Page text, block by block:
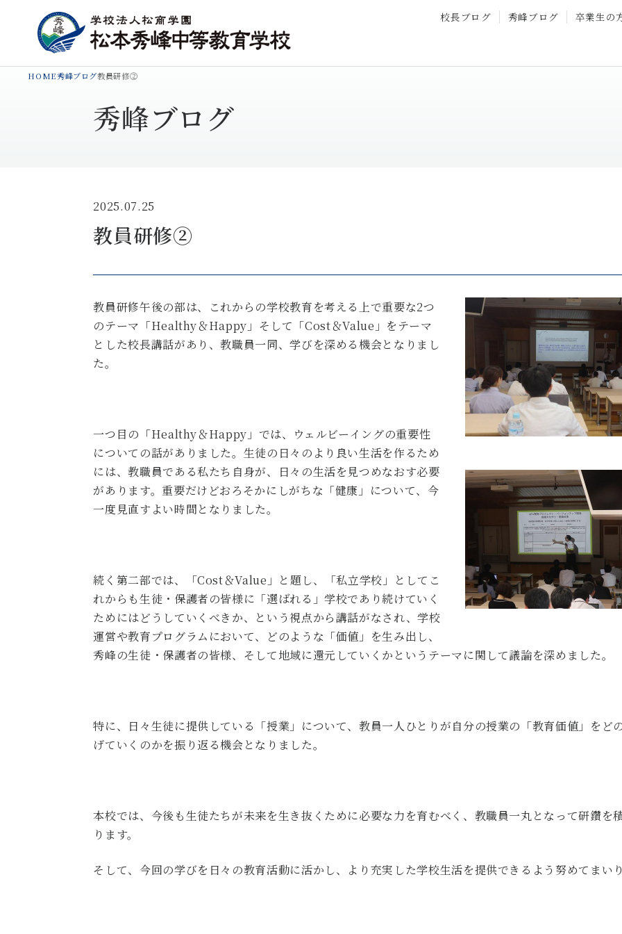
校長ブログ 秀峰ブログ 卒業生の
HOME秀峰ブログ教員研修②
秀峰ブログ
2025.07.25
教員研修②
教員研修午後の部は、これからの学校教育を考える上で重要な2つ
のテーマ「Healthy＆Happy 」そして「Cost＆Value 」をテーマ
とした校長講話があり、教職員一同、学びを深める機会となりまし
た。
一つ目の「Healthy＆Happy 」では、ウェルビーイングの重要性
についての話がありました。生徒の日々のより良い生活を作るため
には、教職員である私たち自身が、日々の生活を見つめなおす必要
があります。重要だけどおろそかにしがちな「健康」について、今
一度見直すよい時間となりました。
続く第二部では、「Cost＆Value 」と題し、「私立学校」としてこ
れからも生徒・保護者の皆様に「選ばれる」学校であり続けていく
ためにはどうしていくべきか、という視点から講話がなされ、学校
運営や教育プログラムにおいて、どのような「価値」を生み出し、
秀峰の生徒・保護者の皆様、そして地域に還元していくかというテーマに関して議論を深めました。
特に、日々生徒に提供している「授業」について、教員一人ひとりが自分の授業の「教育価値」をど
げていくのかを振り返る機会となりました。
本校では、今後も生徒たちが未来を生き抜くために必要な力を育むべく、教職員一丸となって研鑽を
ります。
そして、今回の学びを日々の教育活動に活かし、より充実した学校生活を提供できるよう努めてまい